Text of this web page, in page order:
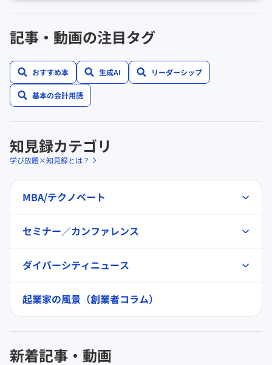
記事・動画の注目タグ
おすすめ本 生成AI リーダーシップ
基本の会計用語
知見録カテゴリ
学び放題×知見録とは？
MBA/テクノベート
セミナー／カンファレンス
ダイバーシティニュース
起業家の風景（創業者コラム）
新着記事・動画